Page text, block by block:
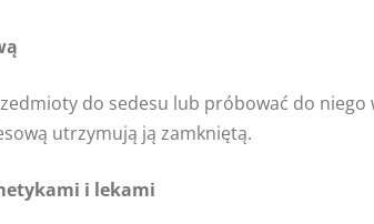
do sedesu lub próbować do niego
utrzymują ją zamkniętą.
i lekami